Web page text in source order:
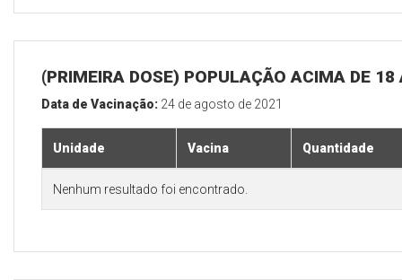
(PRIMEIRA DOSE) POPULAÇÃO ACIMA DE 18
Data de Vacinação: 24 de agosto de 2021
Unidade Vacina Quantidade
Nenhum resultado foi encontrado.